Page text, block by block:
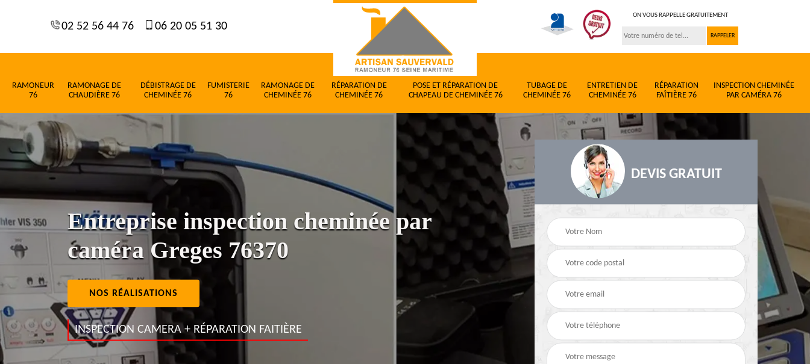
02 52 56 44 76 06 20 05 51 30
ON VOUS RAPPELLE GRATUITEMENT
RAMONEUR
76
RAMONAGE DE
CHAUDIÈRE 76
DÉBISTRAGE DE
CHEMINÉE 76
FUMISTERIE
76
RAMONAGE DE
CHEMINÉE 76
RÉPARATION DE
CHEMINÉE 76
POSE ET RÉPARATION DE
CHAPEAU DE CHEMINÉE 76
TUBAGE DE
CHEMINÉE 76
ENTRETIEN DE
CHEMINÉE 76
RÉPARATION
FAÎTIÈRE 76
INSPECTION CHEMINÉE
PAR CAMÉRA 76
Entreprise inspection cheminée par
caméra Greges 76370
NOS RÉALISATIONS
INSPECTION CAMERA + RÉPARATION FAITIÈRE
DEVIS GRATUIT